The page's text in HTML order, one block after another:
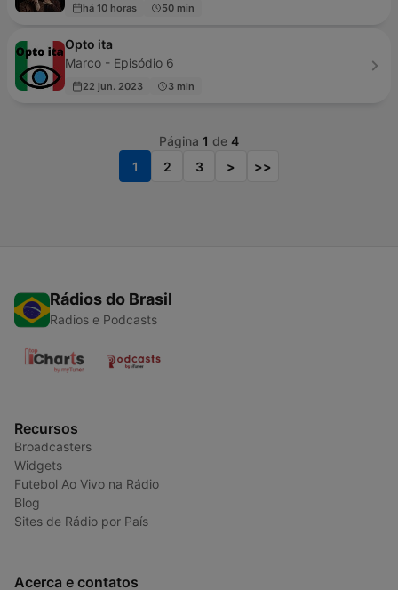
há 10 horas 50 min
Opto ita
Marco - Episódio 6
22 jun. 2023 3 min
Página 1 de 4
1
2 3 > >>
Rádios do Brasil
Radios e Podcasts
Recursos
Broadcasters
Widgets
Futebol Ao Vivo na Rádio
Blog
Sites de Rádio por País
Acerca e contatos